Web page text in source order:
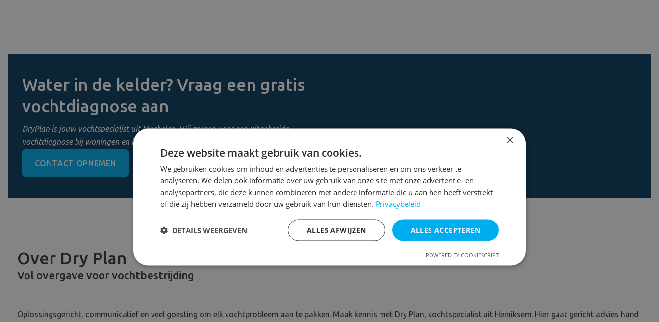
Water in de kelder? Vraag een gratis
vochtdiagnose aan
DryPlan is jouw vochtspecialist uit Mechelen. Wij zorgen voor een uitgebreide
vochtdiagnose bij woningen en bedrijven in Vlaanderen.
CONTACT OPNEMEN
Over Dry Plan
Vol overgave voor vochtbestrijding
Oplossingsgericht, communicatief en veel goesting om elk vochtprobleem aan te pakken. Maak kennis met Dry Plan, vochtspecialist uit Hemiksem. Hier gaat gericht advies hand
×
Deze website maakt gebruik van cookies.
We gebruiken cookies om inhoud en advertenties te personaliseren en om ons verkeer te
analyseren. We delen ook informatie over uw gebruik van onze site met onze advertentie- en
analysepartners, die deze kunnen combineren met andere informatie die u aan hen heeft verstrekt
of die zij hebben verzameld door uw gebruik van hun diensten. Privacybeleid
ALLES ACCEPTEREN
ALLES AFWIJZEN
DETAILS WEERGEVEN
POWERED BY COOKIESCRIPT